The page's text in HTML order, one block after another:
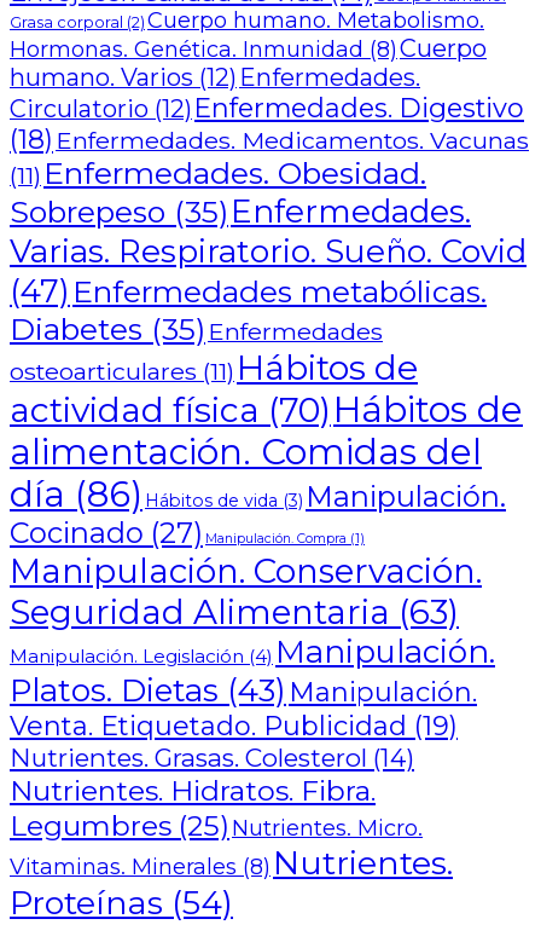
Grasa corporal (2) Cuerpo humano. Metabolismo.
Hormonas. Genética. Inmunidad (8)Cuerpo
humano. Varios (12) Enfermedades.
Circulatorio (12) Enfermedades. Digestivo
(18) Enfermedades. Medicamentos. Vacunas
(11) Enfermedades. Obesidad.
Sobrepeso (35) Enfermedades.
Varias. Respiratorio. Sueño. Covid
(47) Enfermedades metabólicas.
Diabetes (35) Enfermedades
osteoarticulares (11) Hábitos de
actividad física (70) Hábitos de
alimentación. Comidas del
día (86) Hábitos de vida (3) Manipulación.
Cocinado (27) Manipulación. Compra (1)
Manipulación. Conservación.
Seguridad Alimentaria (63)
Manipulación. Legislación (4) Manipulación.
Platos. Dietas (43) Manipulación.
Venta. Etiquetado. Publicidad (19)
Nutrientes. Grasas. Colesterol (14)
Nutrientes. Hidratos. Fibra.
Legumbres (25) Nutrientes. Micro.
Vitaminas. Minerales (8) Nutrientes.
Proteínas (54)